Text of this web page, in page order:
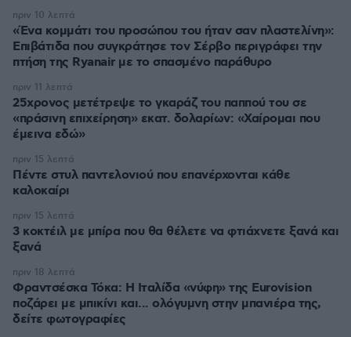
«Ένα κομμάτι του προσώπου του ήταν σαν πλαστελίνη»:
Επιβάτιδα που συγκράτησε τον Σέρβο περιγράφει την
πτήση της Ryanair με το σπασμένο παράθυρο
πριν 10 λεπτά
25χρονος μετέτρεψε το γκαράζ του παππού του σε
«πράσινη επιχείρηση» εκατ. δολαρίων: «Χαίρομαι που
έμεινα εδώ»
πριν 11 λεπτά
Πέντε στυλ παντελονιού που επανέρχονται κάθε
καλοκαίρι
πριν 15 λεπτά
3 κοκτέιλ με μπίρα που θα θέλετε να φτιάχνετε ξανά και
ξανά
πριν 15 λεπτά
Φραντσέσκα Τόκα: Η Ιταλίδα «νύφη» της Eurovision
ποζάρει με μπικίνι και... ολόγυμνη στην μπανιέρα της,
δείτε φωτογραφίες
πριν 18 λεπτά